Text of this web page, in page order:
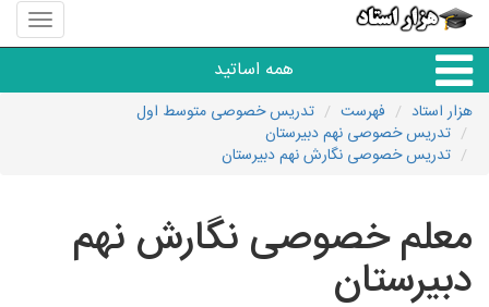
منوی
سایت
استاد
همه اساتید
همه آموزشگاه ها
زبان های خارجی
هزار استاد فهرست
تدریس خصوصی متوسط اول
تدریس خصوصی نهم دبیرستان
تدریس خصوصی نگارش نهم دبیرستان
معلم خصوصی نگارش نهم
دبیرستان